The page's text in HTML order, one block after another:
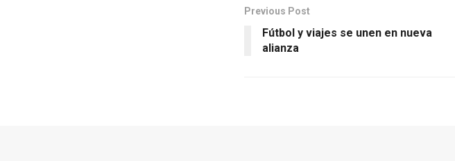
Previous Post
Fútbol y viajes se unen en nueva
alianza